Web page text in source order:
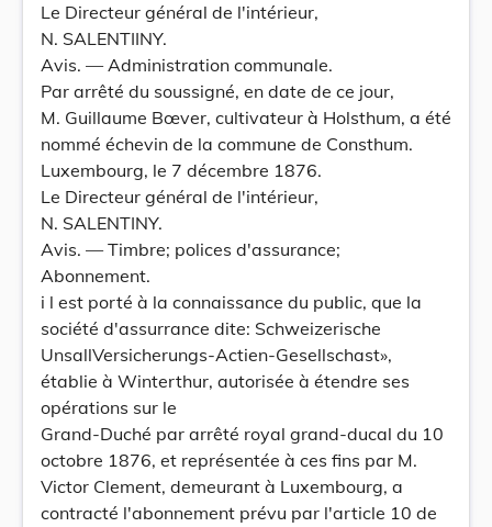
Le Directeur général de l'intérieur,
N. SALENTIINY.
Avis. — Administration communale.
Par arrêté du soussigné, en date de ce jour,
M. Guillaume Bœver, cultivateur à Holsthum, a été
nommé échevin de la commune de Consthum.
Luxembourg, le 7 décembre 1876.
Le Directeur général de l'intérieur,
N. SALENTINY.
Avis. — Timbre; polices d'assurance;
Abonnement.
i l est porté à la connaissance du public, que la
société d'assurrance dite: Schweizerische
UnsallVersicherungs-Actien-Gesellschast»,
établie à Winterthur, autorisée à étendre ses
opérations sur le
Grand-Duché par arrêté royal grand-ducal du 10
octobre 1876, et représentée à ces fins par M.
Victor Clement, demeurant à Luxembourg, a
contracté l'abonnement prévu par l'article 10 de